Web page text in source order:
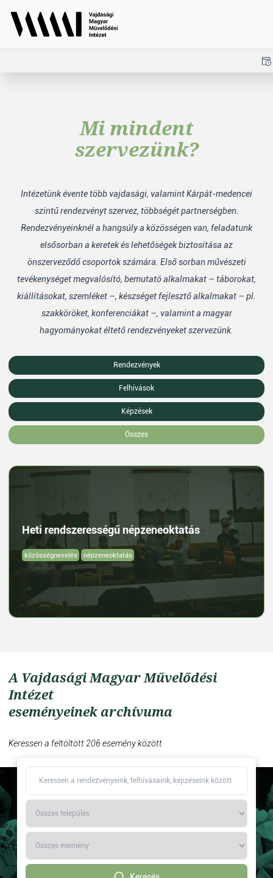
Mi mindent
szervezünk?
Intézetünk évente több vajdasági, valamint Kárpát-medencei
szintű rendezvényt szervez, többségét partnerségben.
Rendezvényeinknél a hangsúly a közösségen van, feladatunk
elsősorban a keretek és lehetőségek biztosítása az
önszerveződő csoportok számára. Első sorban művészeti
tevékenységet megvalósító, bemutató alkalmakat – táborokat,
kiállításokat, szemléket –, készséget fejlesztő alkalmakat – pl.
szakköröket, konferenciákat –, valamint a magyar
hagyományokat éltető rendezvényeket szervezünk.
Rendezvények
Felhívások
Képzések
Összes
Heti rendszerességű népzeneoktatás
közösségnevelés népzeneoktatás
A Vajdasági Magyar Művelődési
Intézet
eseményeinek archívuma
Keressen a feltöltött 206 esemény között